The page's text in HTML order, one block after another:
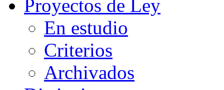
Proyectos de Ley
En estudio
Criterios
Archivados